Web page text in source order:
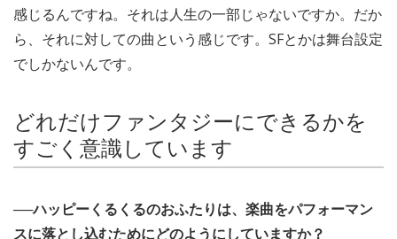
感じるんですね。それは人生の一部じゃないですか。だか
ら、それに対しての曲という感じです。SFとかは舞台設定
でしかないんです。
どれだけファンタジーにできるかを
すごく意識しています
──ハッピーくるくるのおふたりは、楽曲をパフォーマン
スに落とし込むためにどのようにしていますか？